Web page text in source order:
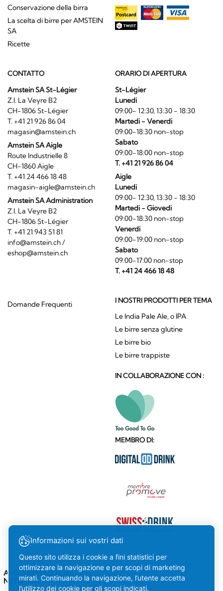
Conservazione della birra
La scelta di birre per AMSTEIN
SA
Ricette
CONTATTO
Amstein SA St-Légier
Z.I. La Veyre B2
CH-1806 St-Légier
T. +41 21 926 86 04
magasin@amstein.ch
Amstein SA Aigle
Route Industrielle 8
CH-1860 Aigle
T. +41 24 466 18 48
magasin-aigle@amstein.ch
Amstein SA Administration
Z.I. La Veyre B2
CH-1806 St-Légier
T. +41 21 943 51 81
info@amstein.ch/
eshop@amstein.ch
ORARIO DI APERTURA
St-Légier
Lunedi
09:00- 12:30, 13:30 - 18:30
Martedi - Venerdi
09:00-18:30 non-stop
Sabato
09:00-18:00 non-stop
T. +41 21 926 86 04
Aigle
Lunedi
09:00- 12:30, 13:30 - 18:30
Martedi - Giovedi
09:00-18:30 non-stop
Venerdi
09:00-19:00 non-stop
Sabato
09:00-17:00 non-stop
T. +41 24 466 18 48
Domande Frequenti I NOSTRI PRODOTTI PER TEMA
Le India Pale Ale, o IPA
Le birre senza glutine
Le birre bio
Le birre trappiste
IN COLLABORAZIONE CON :
MEMBRO DI:
AMSTEIN SUI SOCIAL
NETWORK
Informazioni sui vostri dati
Questo sito utilizza i cookie a fini statistici per
ottimizzare la navigazione e per scopi di marketing
mirati. Continuando la navigazione, l’utente accetta
l’utilizzo dei cookie per gli scopi indicati.